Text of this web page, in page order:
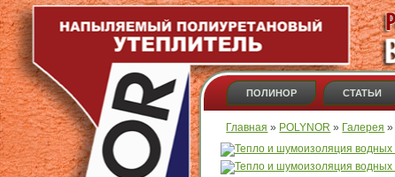
ПОЛИНОР СТАТЬИ
Вы здесь
Главная » POLYNOR » Галерея »